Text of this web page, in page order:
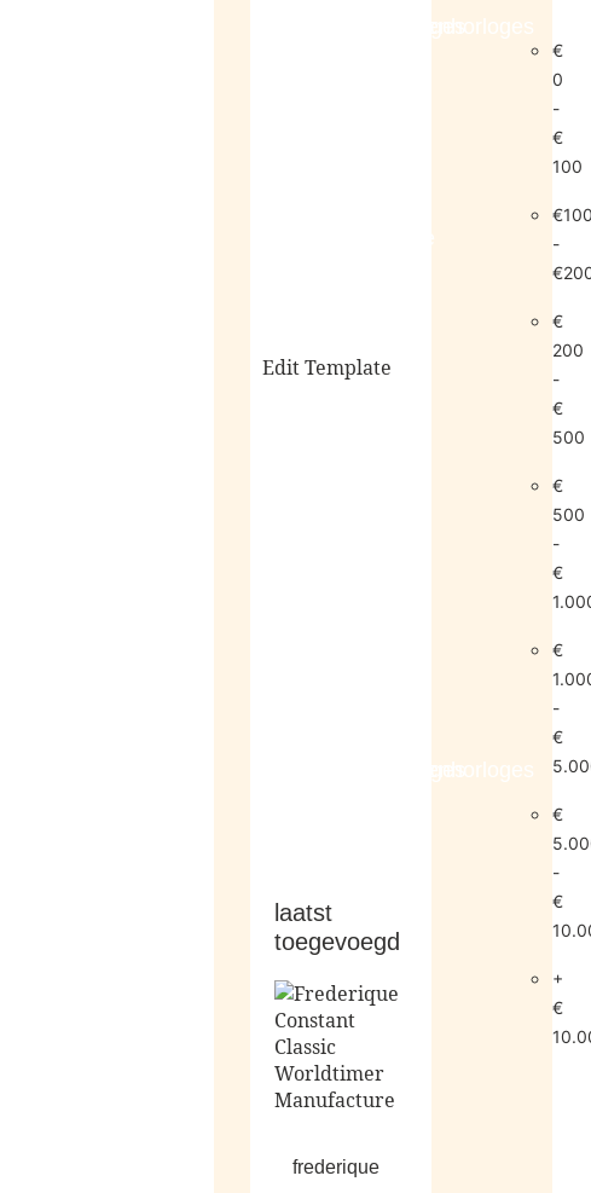
dameshorlogesherenhorloges
sale
Edit Template
dameshorlogesherenhorloges
laatst
toegevoegd
frederique
€
0
-
€
100
€100
-
€
200
-
€
500
€
500
-
€
€
-
€
€
-
€
+
€